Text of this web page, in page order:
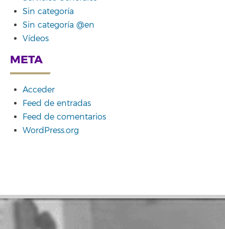
Sin categoría
Sin categoría @en
Vídeos
META
Acceder
Feed de entradas
Feed de comentarios
WordPress.org